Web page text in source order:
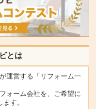
とは
運営する「リフォーム一
ォーム会社を、ご希望に
す。